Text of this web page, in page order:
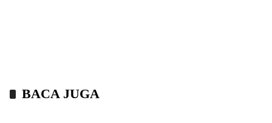
BACA JUGA